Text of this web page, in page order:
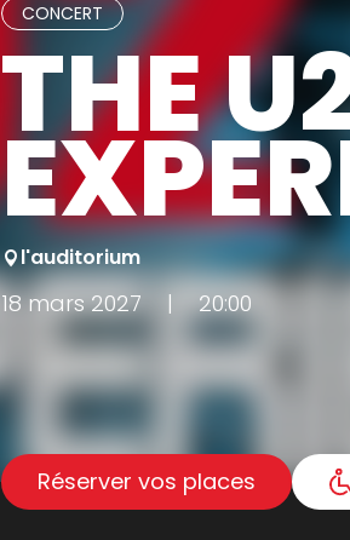
CONCERT
THE
l'auditorium
18 mars 2027 | 20:00
Réserver vos places